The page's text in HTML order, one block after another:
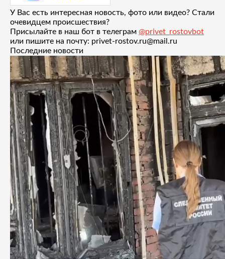
У Вас есть интересная новость, фото или видео? Стали
очевидцем происшествия?
Присылайте в наш бот в телеграм @privet_rostovbot
или пишите на почту: privet-rostov.ru@mail.ru
Последние новости